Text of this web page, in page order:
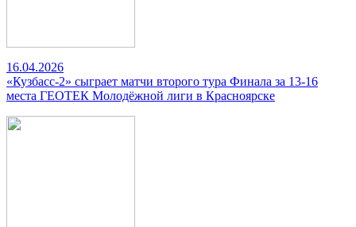
16.04.2026
«Кузбасс-2» сыграет матчи второго тура Финала за 13-16
места ГЕОТЕК Молодёжной лиги в Красноярске